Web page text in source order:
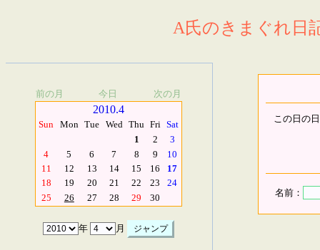
A氏のきまぐれ日
前の月 今日 次の月
2010.4
Sun Mon Tue Wed Thu Fri Sat
1
2
3
4
5 6 7 8 9
10
11
12 13 14 15 16
17
18
19 20 21 22 23
24
25
26 27 28 29 30
年 月
この日の
名前：